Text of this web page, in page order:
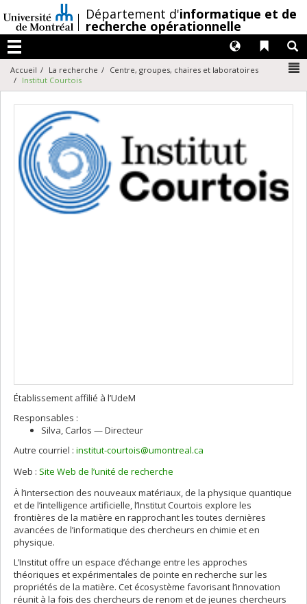
au
contenu
/Département d'informatique et de
recherche opérationnelle
Menu
Liens
Langues
Accueil La recherche
Centre, groupes, chaires et laboratoires
Institut Courtois
Établissement affilié à l’UdeM
Responsables :
Silva, Carlos — Directeur
Autre courriel : institut-courtois@umontreal.ca
Web : Site Web de l’unité de recherche
À l’intersection des nouveaux matériaux, de la physique quantique
et de l’intelligence artificielle, l’Institut Courtois explore les
frontières de la matière en rapprochant les toutes dernières
avancées de l’informatique des chercheurs en chimie et en
physique.
L’Institut offre un espace d’échange entre les approches
théoriques et expérimentales de pointe en recherche sur les
propriétés de la matière. Cet écosystème favorisant l’innovation
réunit à la fois des chercheurs de renom et de jeunes chercheurs